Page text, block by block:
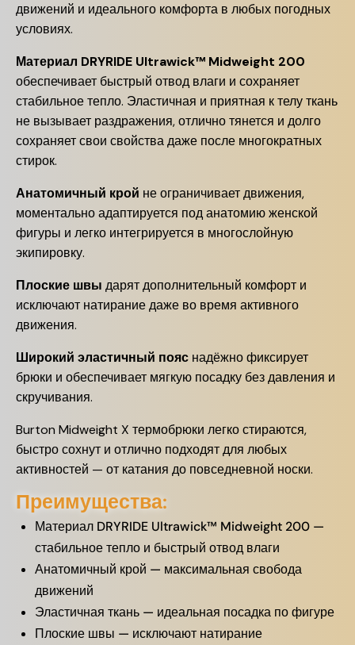
движений и идеального комфорта в любых погодных
условиях.
Материал DRYRIDE Ultrawick™ Midweight 200
обеспечивает быстрый отвод влаги и сохраняет
стабильное тепло. Эластичная и приятная к телу ткань
не вызывает раздражения, отлично тянется и долго
сохраняет свои свойства даже после многократных
стирок.
Анатомичный крой не ограничивает движения,
моментально адаптируется под анатомию женской
фигуры и легко интегрируется в многослойную
экипировку.
Плоские швы дарят дополнительный комфорт и
исключают натирание даже во время активного
движения.
Широкий эластичный пояс надёжно фиксирует
брюки и обеспечивает мягкую посадку без давления и
скручивания.
Burton Midweight X термобрюки легко стираются,
быстро сохнут и отлично подходят для любых
активностей — от катания до повседневной носки.
Преимущества:
Материал DRYRIDE Ultrawick™ Midweight 200 —
стабильное тепло и быстрый отвод влаги
Анатомичный крой — максимальная свобода
движений
Эластичная ткань — идеальная посадка по фигуре
Плоские швы — исключают натирание